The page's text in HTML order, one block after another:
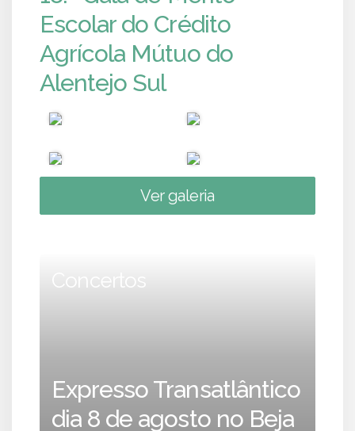
Escolar do Crédito
Agrícola Mútuo do
Alentejo Sul
Ver galeria
Concertos
Expresso Transatlântico
dia 8 de agosto no Beja